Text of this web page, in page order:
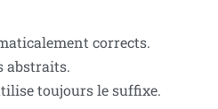
corrects.
abstraits.
toujours le suffixe.